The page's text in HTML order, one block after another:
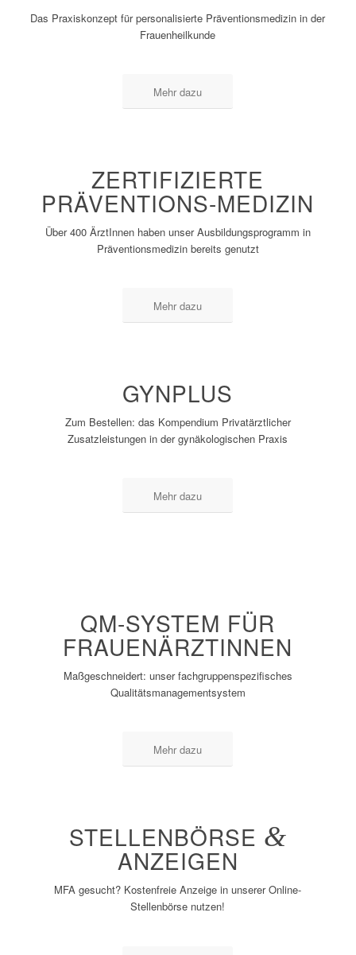
Das Praxiskonzept für personalisierte Präventionsmedizin in der
Frauenheilkunde
Mehr dazu
ZERTIFIZIERTE
PRÄVENTIONS-MEDIZIN
Über 400 ÄrztInnen haben unser Ausbildungsprogramm in
Präventionsmedizin bereits genutzt
Mehr dazu
GYNPLUS
Zum Bestellen: das Kompendium Privatärztlicher
Zusatzleistungen in der gynäkologischen Praxis
Mehr dazu
QM-SYSTEM FÜR
FRAUENÄRZTINNEN
Maßgeschneidert: unser fachgruppenspezifisches
Qualitätsmanagementsystem
Mehr dazu
STELLENBÖRSE &
ANZEIGEN
MFA gesucht? Kostenfreie Anzeige in unserer Online-
Stellenbörse nutzen!